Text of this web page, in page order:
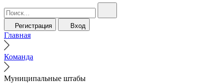
Регистрация Вход
Главная
Команда
Муниципальные штабы